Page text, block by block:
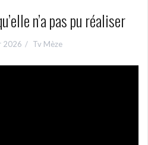
n’a pas pu réaliser
2026 Tv Mèze